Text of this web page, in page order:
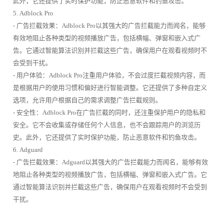
5. Adblock Pro
- 广告拦截效果：Adblock Pro以其强大的广告拦截能力而闻名，能够
有效地阻止各种类型的视频播放广告，包括横幅、弹窗和嵌入式广
告。它通过智能算法识别并拦截这些广告，确保用户在观看视频时不
会受到干扰。
- 用户体验：Adblock Pro注重用户体验，不会过度拦截视频内容，而
是根据用户的使用习惯和偏好进行智能调整。它还提供了多种自定义
选项，允许用户根据自己的需求调整广告拦截规则。
- 安全性：Adblock Pro在广告拦截的同时，还注重保护用户的隐私和
安全。它不会收集或存储任何个人信息，也不会跟踪用户的浏览历
史。此外，它还提供了实时保护功能，防止恶意软件和钓鱼攻击。
6. Adguard
- 广告拦截效果：Adguard以其强大的广告拦截能力而闻名，能够有效
地阻止各种类型的视频播放广告，包括横幅、弹窗和嵌入式广告。它
通过智能算法识别并拦截这些广告，确保用户在观看视频时不会受到
干扰。